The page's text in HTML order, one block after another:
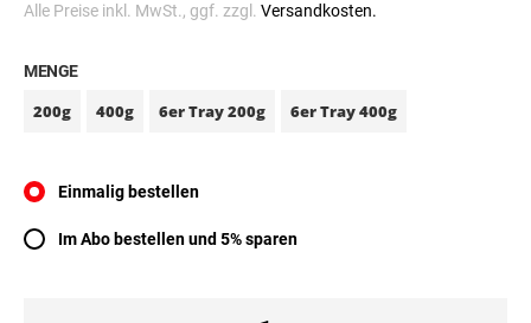
Alle Preise inkl. MwSt., ggf. zzgl. Versandkosten.
MENGE
200g 400g 6er Tray 200g 6er Tray 400g
Einmalig bestellen
Im Abo bestellen und 5% sparen